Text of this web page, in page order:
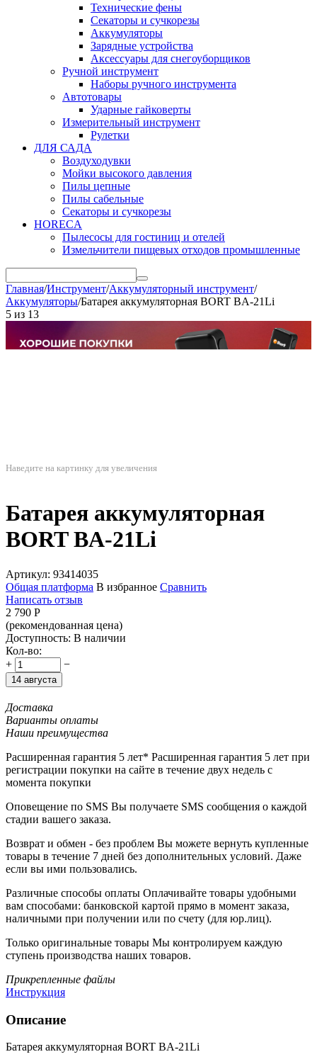
Технические фены
Секаторы и сучкорезы
Аккумуляторы
Зарядные устройства
Аксессуары для снегоуборщиков
Ручной инструмент
Наборы ручного инструмента
Автотовары
Ударные гайковерты
Измерительный инструмент
Рулетки
ДЛЯ САДА
Воздуходувки
Мойки высокого давления
Пилы цепные
Пилы сабельные
Секаторы и сучкорезы
HORECA
Пылесосы для гостиниц и отелей
Измельчители пищевых отходов промышленные
Главная/Инструмент/Аккумуляторный инструмент/
Аккумуляторы/Батарея аккумуляторная BORT BA-21Li
5 из 13
Наведите на картинку для увеличения
Батарея аккумуляторная
BORT BA-21Li
Артикул: 93414035
Общая платформа В избранное Сравнить
Написать отзыв
2 790 Р
(рекомендованная цена)
Доступность: В наличии
Кол-во:
+
−
14 августа
Доставка
Варианты оплаты
Наши преимущества
Расширенная гарантия 5 лет* Расширенная гарантия 5 лет при
регистрации покупки на сайте в течение двух недель с
момента покупки
Оповещение по SMS Вы получаете SMS сообщения о каждой
стадии вашего заказа.
Возврат и обмен - без проблем Вы можете вернуть купленные
товары в течение 7 дней без дополнительных условий. Даже
если вы ими пользовались.
Различные способы оплаты Оплачивайте товары удобными
вам способами: банковской картой прямо в момент заказа,
наличными при получении или по счету (для юр.лиц).
Только оригинальные товары Мы контролируем каждую
ступень производства наших товаров.
Прикрепленные файлы
Инструкция
Описание
Батарея аккумуляторная BORT BA-21Li